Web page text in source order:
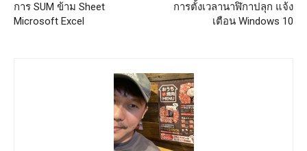
การ SUM ข้าม Sheet
Microsoft Excel
การตั้งเวลานาฬิกาปลุก แจ้ง
เตือน Windows 10